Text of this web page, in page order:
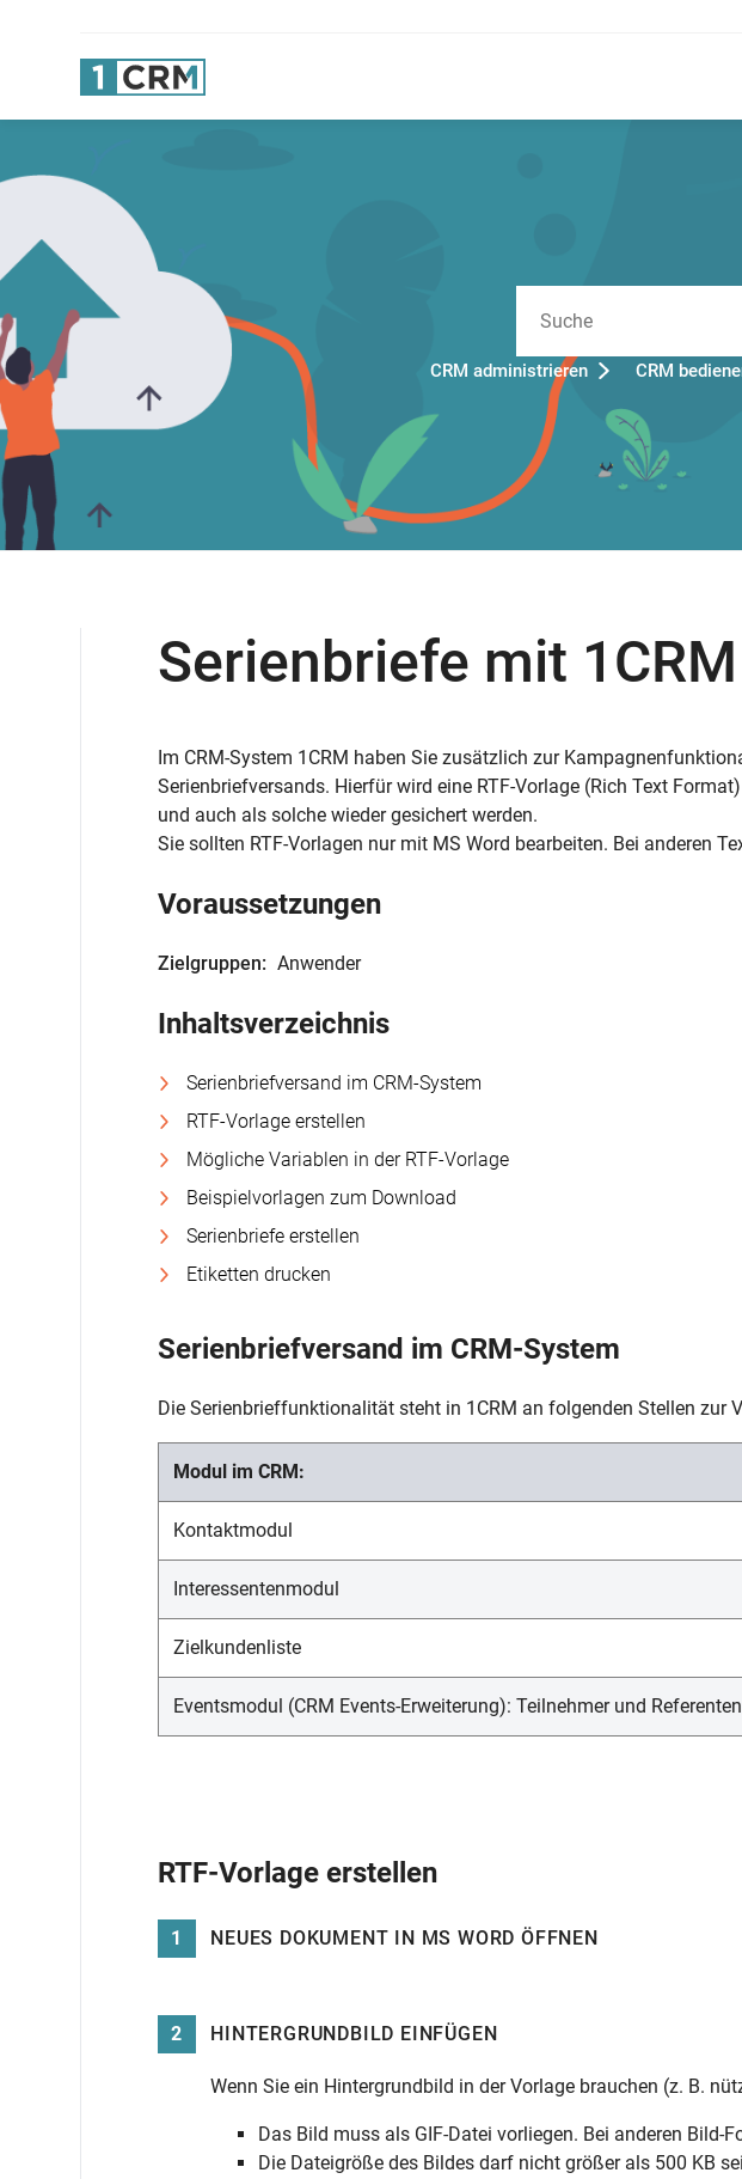
CRM administrieren CRM
Serienbriefe mit
Im CRM-System 1CRM haben Sie zusätzlich zur
Serienbriefversands. Hierfür wird eine RTF-Vorlage (Rich Text
und auch als solche wieder gesichert werden.
Sie sollten RTF-Vorlagen nur mit MS Word bearbeiten. Bei anderen
Voraussetzungen
Zielgruppen: Anwender
Inhaltsverzeichnis
Serienbriefversand im CRM-System
RTF-Vorlage erstellen
Mögliche Variablen in der RTF-Vorlage
Beispielvorlagen zum Download
Serienbriefe erstellen
Etiketten drucken
Serienbriefversand im CRM-System
Die Serienbrieffunktionalität steht in 1CRM an folgenden Stellen zur
Modul im CRM:
Kontaktmodul
Interessentenmodul
Zielkundenliste
Eventsmodul (CRM Events-Erweiterung): Teilnehmer und Referenten
RTF-Vorlage erstellen
1 NEUES DOKUMENT IN MS WORD ÖFFNEN
2 HINTERGRUNDBILD EINFÜGEN
Wenn Sie ein Hintergrundbild in der Vorlage brauchen (z. B.
Das Bild muss als GIF-Datei vorliegen. Bei anderen
Die Dateigröße des Bildes darf nicht größer als 500 KB